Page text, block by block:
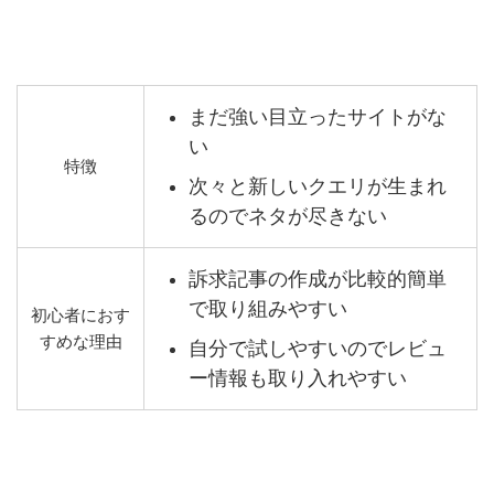
特徴
まだ強い目立ったサイトがな
い
次々と新しいクエリが生まれ
るのでネタが尽きない
初心者におす
すめな理由
訴求記事の作成が比較的簡単
で取り組みやすい
自分で試しやすいのでレビュ
ー情報も取り入れやすい